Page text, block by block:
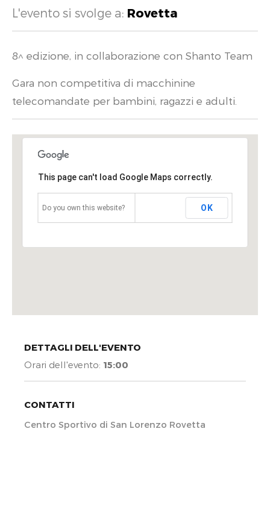
L'evento si svolge a: Rovetta
8^ edizione, in collaborazione con Shanto Team
Gara non competitiva di macchinine
telecomandate per bambini, ragazzi e adulti.
This page can't load Google Maps correctly.
Do you own this website? OK
DETTAGLI DELL'EVENTO
Orari dell'evento: 15:00
CONTATTI
Centro Sportivo di San Lorenzo Rovetta